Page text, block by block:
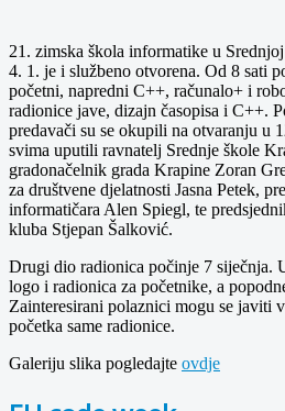
21. zimska škola informatike u
4. 1. je i službeno otvorena. Od 8 sati
početni, napredni C++, računalo+ i
radionice jave, dizajn časopisa i C++.
predavači su se okupili na otvaranju u
svima uputili ravnatelj Srednje škole
gradonačelnik grada Krapine Zoran
za društvene djelatnosti Jasna Petek,
informatičara Alen Spiegl, te
kluba Stjepan Šalković.
Drugi dio radionica počinje 7 siječnja.
logo i radionica za početnike, a
Zainteresirani polaznici mogu se javiti
početka same radionice.
Galeriju slika pogledajte ovdje